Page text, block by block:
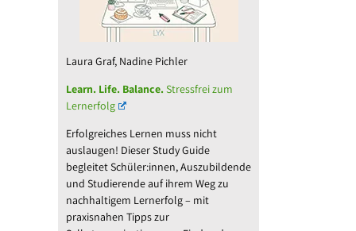
Laura Graf, Nadine Pichler
Learn. Life. Balance.Stressfrei zum
Lernerfolg
Erfolgreiches Lernen muss nicht
auslaugen! Dieser Study Guide
begleitet Schüler:innen, Auszubildende
und Studierende auf ihrem Weg zu
nachhaltigem Lernerfolg – mit
praxisnahen Tipps zur